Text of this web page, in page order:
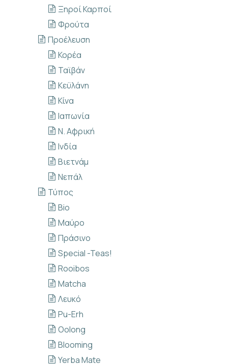
Ξηροί Καρποί
Φρούτα
Προέλευση
Κορέα
Ταϊβάν
Κεϋλάνη
Κίνα
Ιαπωνία
Ν. Αφρική
Ινδία
Βιετνάμ
Νεπάλ
Τύπος
Bio
Μαύρο
Πράσινο
Special -Teas!
Rooibos
Μatcha
Λευκό
Pu-Erh
Oolong
Blooming
Yerba Mate